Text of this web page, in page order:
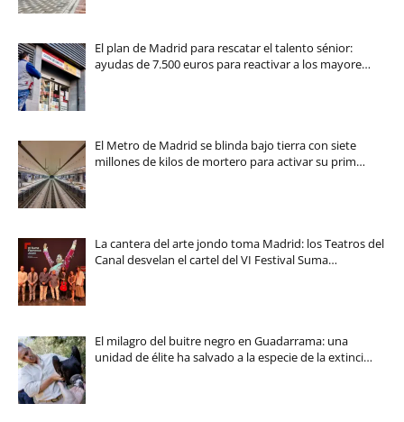
El plan de Madrid para rescatar el talento sénior:
ayudas de 7.500 euros para reactivar a los mayore…
El Metro de Madrid se blinda bajo tierra con siete
millones de kilos de mortero para activar su prim…
La cantera del arte jondo toma Madrid: los Teatros del
Canal desvelan el cartel del VI Festival Suma…
El milagro del buitre negro en Guadarrama: una
unidad de élite ha salvado a la especie de la extinci…